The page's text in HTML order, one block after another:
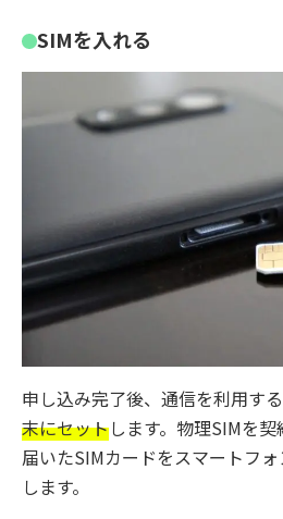
SIMを入れる
申し込み完了後、通信を利用す
末にセットします。物理SIMを
届いたSIMカードをスマートフ
します。